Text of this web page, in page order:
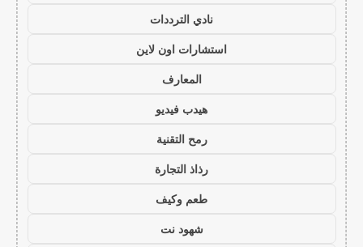
نادي الترددات
استشارات اون لاين
المعارف
هيدب فيديو
رمح التقنية
رذاذ التجارة
طعم وكيف
شهود نت